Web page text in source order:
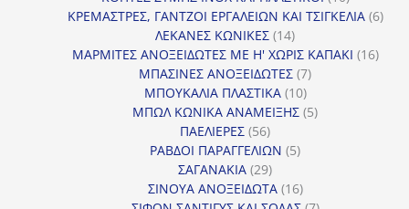
προϊόντα
ΚΡΕΜΑΣΤΡΕΣ, ΓΑΝΤΖΟΙ ΕΡΓΑΛΕΙΩΝ ΚΑΙ ΤΣΙΓΚΕΛΙΑ 66
ΛΕΚΑΝΕΣ ΚΩΝΙΚΕΣ 1414
προϊόντα
ΜΑΡΜΙΤΕΣ ΑΝΟΞΕΙΔΩΤΕΣ ΜΕ Η' ΧΩΡΙΣ ΚΑΠΑΚΙ 1616
ΜΠΑΣΙΝΕΣ ΑΝΟΞΕΙΔΩΤΕΣ 77
ΜΠΟΥΚΑΛΙΑ ΠΛΑΣΤΙΚΑ 1010
προϊόντα
ΜΠΩΛ ΚΩΝΙΚΑ ΑΝΑΜΕΙΞΗΣ 55
ΠΑΕΛΙΕΡΕΣ 5656
προϊόντα
ΡΑΒΔΟΙ ΠΑΡΑΓΓΕΛΙΩΝ 55
ΣΑΓΑΝΑΚΙΑ 2929
προϊόντα
ΣΙΝΟΥΑ ΑΝΟΞΕΙΔΩΤΑ 1616